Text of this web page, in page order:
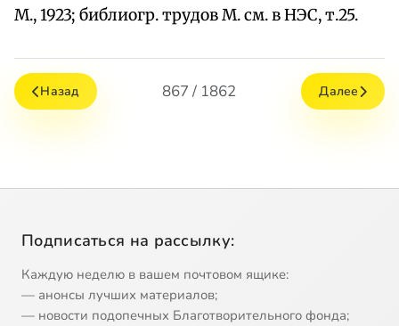
М., 1923; библиогр. трудов М. см. в НЭС, т.25.
Назад 867 / 1862 Далее
Подписаться на рассылку:
Каждую неделю в вашем почтовом ящике:
— анонсы лучших материалов;
— новости подопечных Благотворительного фонда;